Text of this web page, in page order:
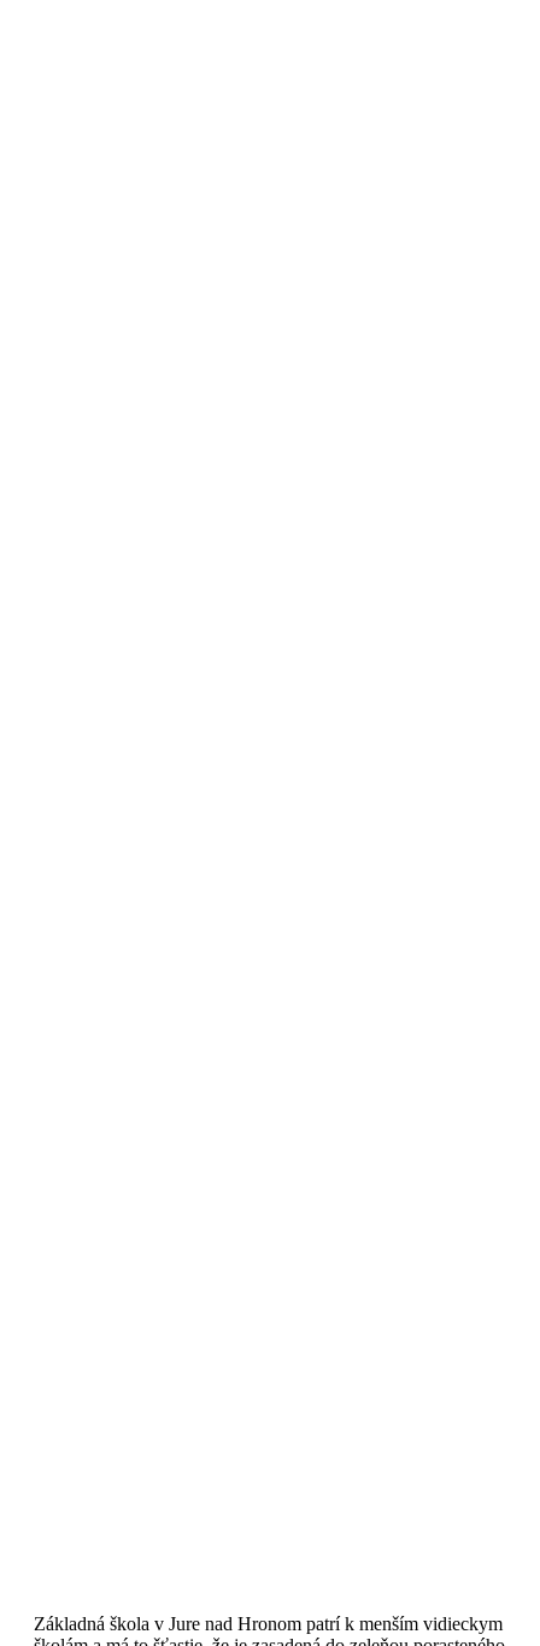
Základná škola v Jure nad Hronom patrí k menším vidieckym